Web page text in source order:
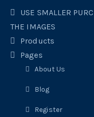
USE SMALLER
THE IMAGES
Products
Pages
About Us
Blog
Register